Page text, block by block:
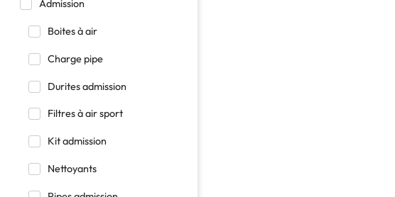
Admission
Boites à air
Charge pipe
Durites admission
Filtres à air sport
Kit admission
Nettoyants